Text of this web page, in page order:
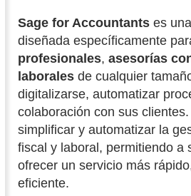
Sage for Accountants es
diseñada específicamente
profesionales, asesorías
laborales de cualquier
digitalizarse, automatizar
colaboración con sus
simplificar y automatizar la
fiscal y laboral, permitiendo a
ofrecer un servicio más
eficiente.